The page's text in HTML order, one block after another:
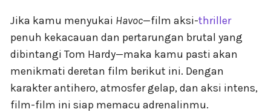
Jika kamu menyukai Havoc—film aksi-thriller
penuh kekacauan dan pertarungan brutal yang
dibintangi Tom Hardy—maka kamu pasti akan
menikmati deretan film berikut ini. Dengan
karakter antihero, atmosfer gelap, dan aksi intens,
film-film ini siap memacu adrenalinmu.